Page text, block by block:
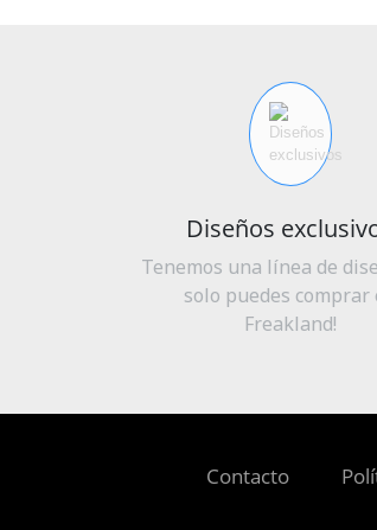
Diseños
Tenemos una línea de
solo puedes comprar
Freakland!
Contacto